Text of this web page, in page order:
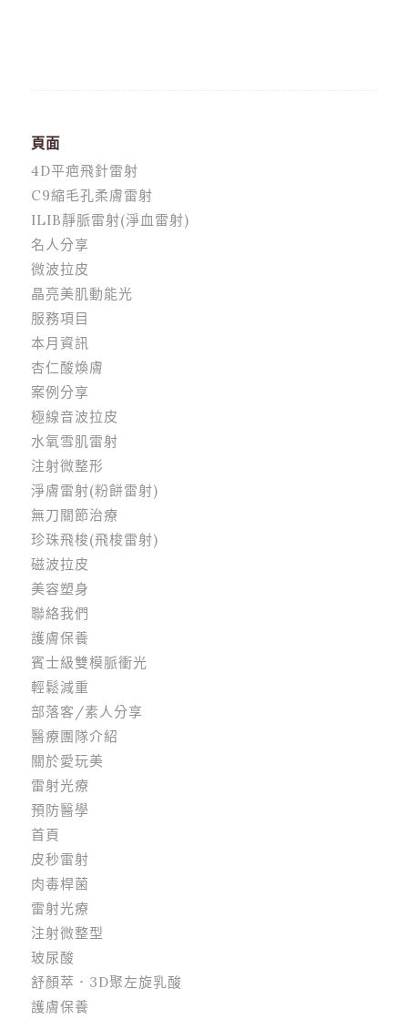
頁面
4D平疤飛針雷射
C9縮毛孔柔膚雷射
ILIB靜脈雷射(淨血雷射)
名人分享
微波拉皮
晶亮美肌動能光
服務項目
本月資訊
杏仁酸煥膚
案例分享
極線音波拉皮
水氧雪肌雷射
注射微整形
淨膚雷射(粉餅雷射)
無刀關節治療
珍珠飛梭(飛梭雷射)
磁波拉皮
美容塑身
聯絡我們
護膚保養
賓士級雙模脈衝光
輕鬆減重
部落客/素人分享
醫療團隊介紹
關於愛玩美
雷射光療
預防醫學
首頁
皮秒雷射
肉毒桿菌
雷射光療
注射微整型
玻尿酸
舒顏萃．3D聚左旋乳酸
護膚保養